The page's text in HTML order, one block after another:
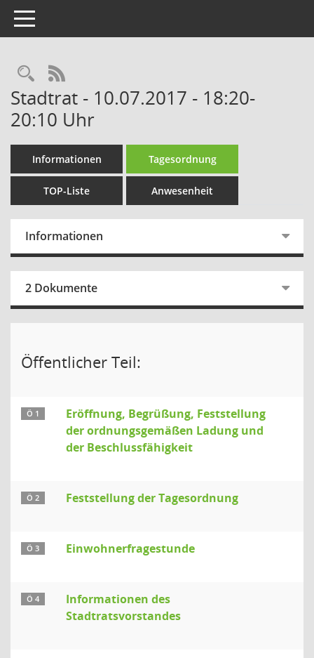
Toggle navigation
Rechercheauswahl
RSS-Feed
Stadtrat - 10.07.2017 - 18:20-
20:10 Uhr
Informationen Tagesordnung
TOP-Liste Anwesenheit
Informationen
2 Dokumente
Öffentlicher Teil:
Ö 1
Eröffnung, Begrüßung, Feststellung
der ordnungsgemäßen Ladung und
der Beschlussfähigkeit
Ö 2 Feststellung der Tagesordnung
Ö 3 Einwohnerfragestunde
Ö 4
Informationen des
Stadtratsvorstandes